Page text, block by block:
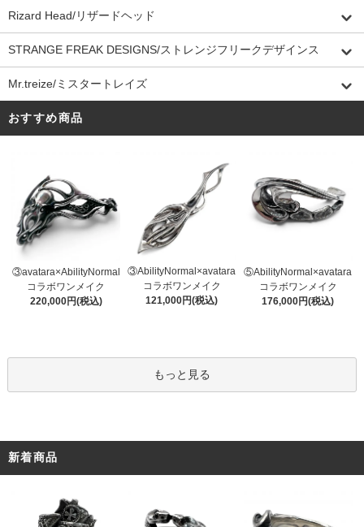
Rizard Head/リザードヘッド
STRANGE FREAK DESIGNS/ストレンジフリークデザインス
Mr.treize/ミスタートレイズ
おすすめ商品
③avatara×AbilityNormal
コラボワンメイク
220,000円(税込)
③AbilityNormal×avatara
コラボワンメイク
121,000円(税込)
⑤AbilityNormal×avatara
コラボワンメイク
176,000円(税込)
もっと見る
新着商品